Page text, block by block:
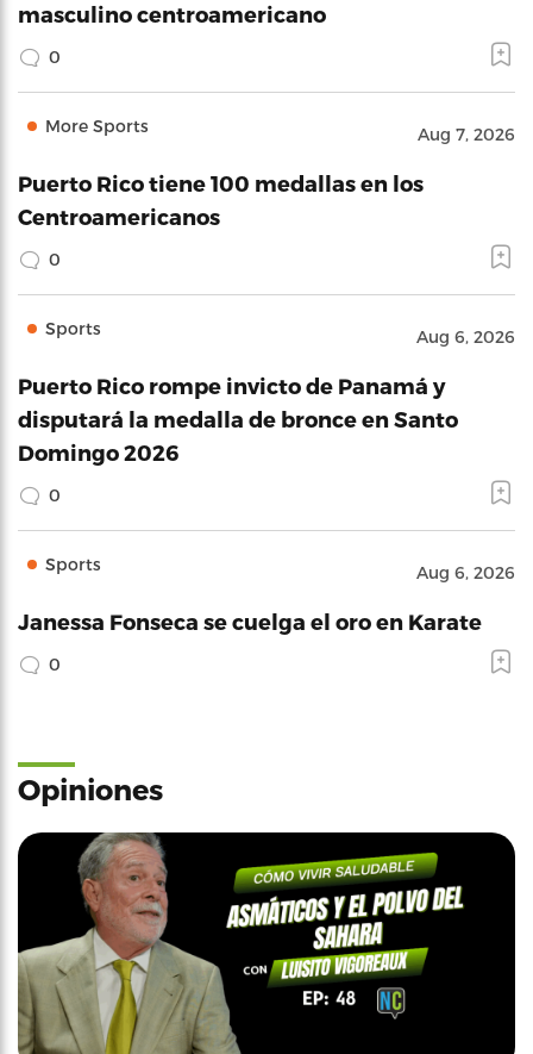
masculino centroamericano
0
More Sports Aug 7, 2026
Puerto Rico tiene 100 medallas en los
Centroamericanos
0
Sports Aug 6, 2026
Puerto Rico rompe invicto de Panamá y
disputará la medalla de bronce en Santo
Domingo 2026
0
Sports Aug 6, 2026
Janessa Fonseca se cuelga el oro en Karate
0
Opiniones